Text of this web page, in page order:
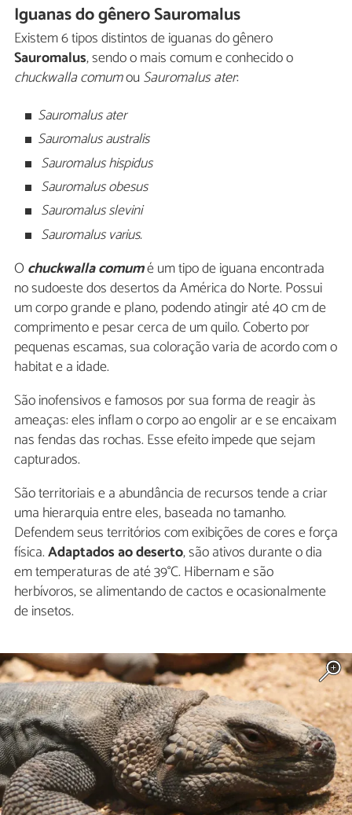
Iguanas do gênero Sauromalus
Existem 6 tipos distintos de iguanas do gênero
Sauromalus, sendo o mais comum e conhecido o
chuckwalla comumouSauromalus ater:
Sauromalus ater
Sauromalus australis
Sauromalus hispidus
Sauromalus obesus
Sauromalus slevini
Sauromalus varius.
Ochuckwalla comumé um tipo de iguana encontrada
no sudoeste dos desertos da América do Norte. Possui
um corpo grande e plano, podendo atingir até 40 cm de
comprimento e pesar cerca de um quilo. Coberto por
pequenas escamas, sua coloração varia de acordo com o
habitat e a idade.
São inofensivos e famosos por sua forma de reagir às
ameaças: eles inflam o corpo ao engolir ar e se encaixam
nas fendas das rochas. Esse efeito impede que sejam
capturados.
São territoriais e a abundância de recursos tende a criar
uma hierarquia entre eles, baseada no tamanho.
Defendem seus territórios com exibições de cores e força
física.Adaptados ao deserto, são ativos durante o dia
em temperaturas de até 39°C. Hibernam e são
herbívoros, se alimentando de cactos e ocasionalmente
de insetos.